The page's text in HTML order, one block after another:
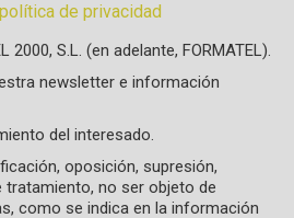
política de privacidad
2000, S.L. (en adelante, FORMATEL).
newsletter e información
del interesado.
oposición, supresión,
tratamiento, no ser objeto de
como se indica en la información